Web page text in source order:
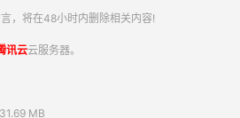
，将在48小时内删除相关内容!
讯云云服务器。
MB